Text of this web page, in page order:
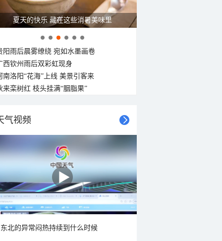
广西南宁：盛夏里的“绿野仙踪”
阳雨后晨雾缭绕 宛如水墨画卷
西钦州雨后双彩虹现身
南洛阳“花海”上线 美景引客来
来栾树红 枝头挂满“胭脂果”
气视频
东北的异常闷热持续到什么时候